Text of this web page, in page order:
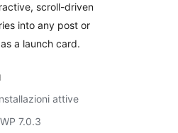
scroll-driven
into any post or
a launch card.
attive
7.0.3